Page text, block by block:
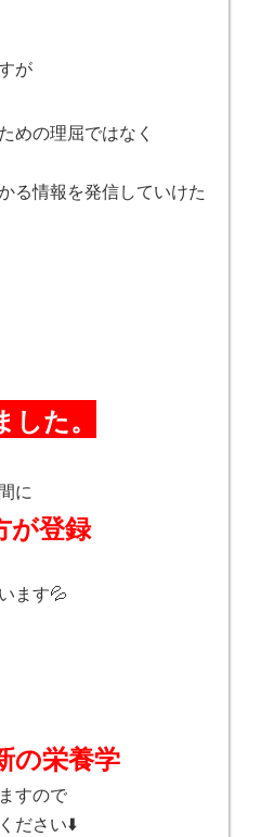
が
めの理屈ではなく
る情報を発信していけた
た。
に
が登録
ます💦
の栄養学
すので
ださい⬇️